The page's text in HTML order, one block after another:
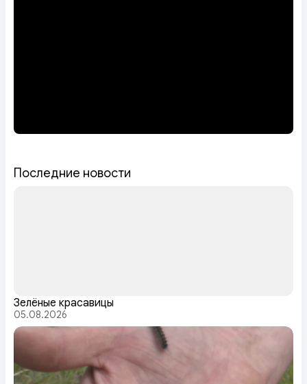
Последние новости
Зелёные красавицы
05.08.2026